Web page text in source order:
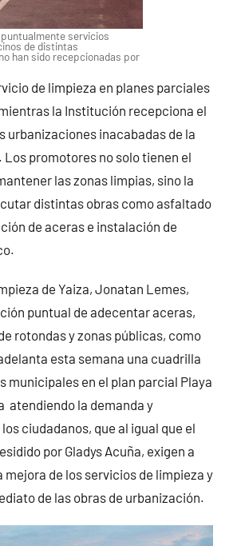
servicios
de distintas
han sido recepcionadas por
de limpieza en planes parciales
la Institución recepciona el
urbanizaciones inacabadas de la
promotores no solo tienen el
las zonas limpias, sino la
distintas obras como asfaltado
de aceras e instalación de
de Yaiza, Jonatan Lemes,
puntual de adecentar aceras,
rotondas y zonas públicas, como
esta semana una cuadrilla
municipales en el plan parcial Playa
atendiendo la demanda y
ciudadanos, que al igual que el
por Gladys Acuña, exigen a
mejora de los servicios de limpieza y
de las obras de urbanización.